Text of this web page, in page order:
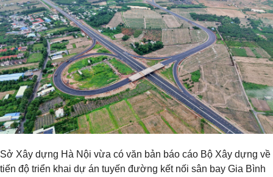
Sở Xây dựng Hà Nội vừa có văn bản báo cáo Bộ Xây dựng về
tiến độ triển khai dự án tuyến đường kết nối sân bay Gia Bình